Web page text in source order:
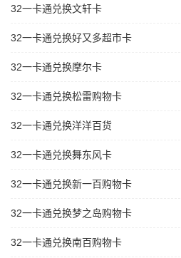
32一卡通兑换文轩卡
32一卡通兑换好又多超市卡
32一卡通兑换摩尔卡
32一卡通兑换松雷购物卡
32一卡通兑换洋洋百货
32一卡通兑换舞东风卡
32一卡通兑换新一百购物卡
32一卡通兑换梦之岛购物卡
32一卡通兑换南百购物卡